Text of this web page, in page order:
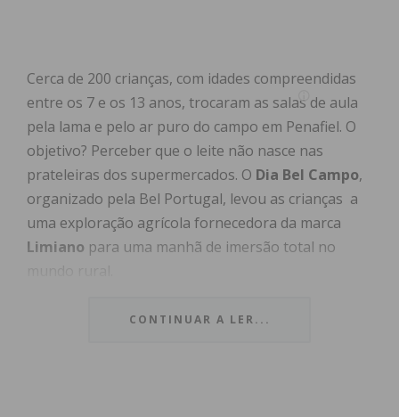
Cerca de 200 crianças, com idades compreendidas
entre os 7 e os 13 anos, trocaram as salas de aula
pela lama e pelo ar puro do campo em Penafiel. O
objetivo? Perceber que o leite não nasce nas
prateleiras dos supermercados. O Dia Bel Campo,
organizado pela Bel Portugal, levou as crianças a
uma exploração agrícola fornecedora da marca
Limiano para uma manhã de imersão total no
Provenientes de escolas da Área Metropolitana do
CONTINUAR A LER...